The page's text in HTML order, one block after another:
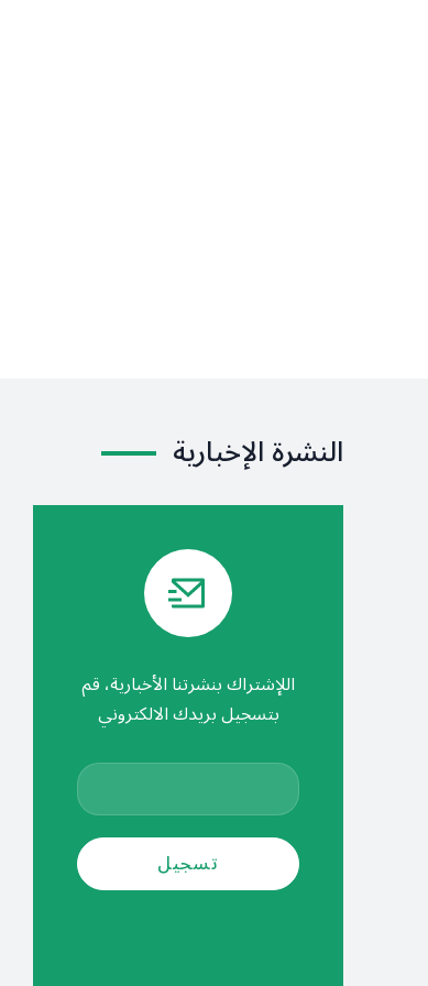
النشرة الإخبارية
اللإشتراك بنشرتنا الأخبارية، قم
بتسجيل بريدك الالكتروني